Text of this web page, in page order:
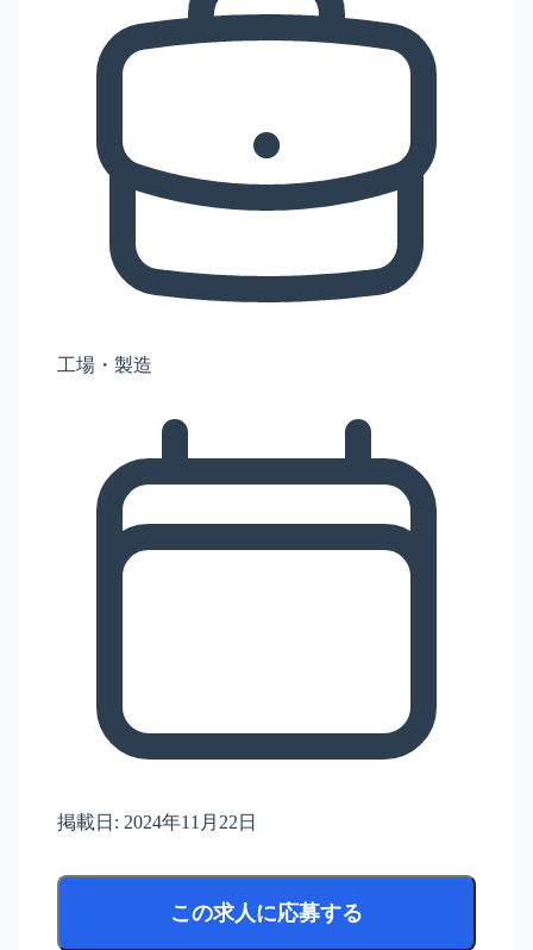
工場・製造
掲載日: 2024年11月22日
この求人に応募する